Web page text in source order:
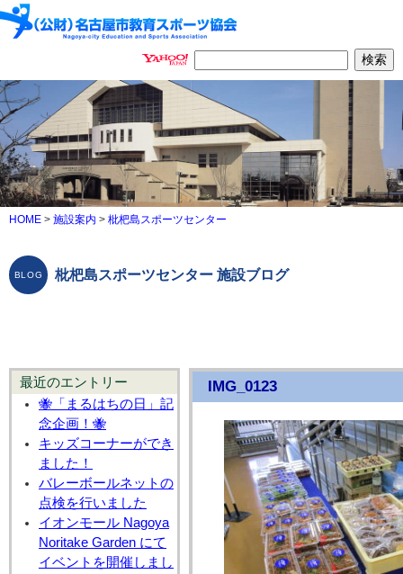
HOME > 施設案内 > 枇杷島スポーツセンター
枇杷島スポーツセンター 施設ブログ
最近のエントリー
🐝「まるはちの日」記
念企画！🐝
キッズコーナーができ
ました！
バレーボールネットの
点検を行いました
イオンモール Nagoya
Noritake Garden にて
イベントを開催しまし
IMG_0123